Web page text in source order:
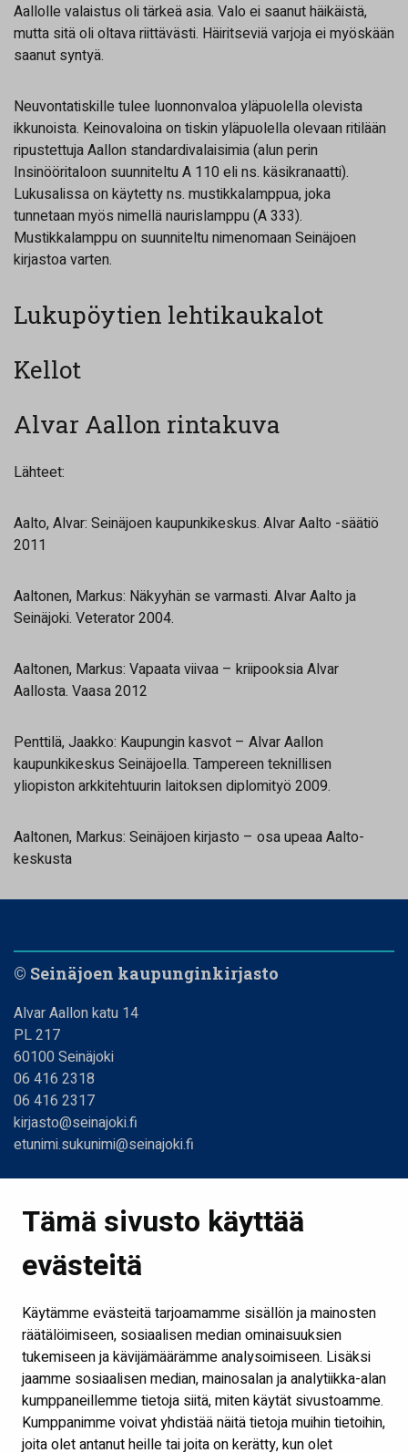
Tämä sivusto käyttää
evästeitä
Käytämme evästeitä tarjoamamme sisällön ja mainosten
räätälöimiseen, sosiaalisen median ominaisuuksien
tukemiseen ja kävijämäärämme analysoimiseen. Lisäksi
jaamme sosiaalisen median, mainosalan ja analytiikka-alan
kumppaneillemme tietoja siitä, miten käytät sivustoamme.
Kumppanimme voivat yhdistää näitä tietoja muihin tietoihin,
joita olet antanut heille tai joita on kerätty, kun olet
Aallolle valaistus oli tärkeä asia. Valo ei saanut häikäistä,
mutta sitä oli oltava riittävästi. Häiritseviä varjoja ei myöskään
saanut syntyä.
Neuvontatiskille tulee luonnonvaloa yläpuolella olevista
ikkunoista. Keinovaloina on tiskin yläpuolella olevaan ritilään
ripustettuja Aallon standardivalaisimia (alun perin
Insinööritaloon suunniteltu A 110 eli ns. käsikranaatti).
Lukusalissa on käytetty ns. mustikkalamppua, joka
tunnetaan myös nimellä naurislamppu (A 333).
Mustikkalamppu on suunniteltu nimenomaan Seinäjoen
kirjastoa varten.
Lukupöytien lehtikaukalot
Kellot
Alvar Aallon rintakuva
Lähteet:
Aalto, Alvar: Seinäjoen kaupunkikeskus. Alvar Aalto -säätiö
2011
Aaltonen, Markus: Näkyyhän se varmasti. Alvar Aalto ja
Seinäjoki. Veterator 2004.
Aaltonen, Markus: Vapaata viivaa – kriipooksia Alvar
Aallosta. Vaasa 2012
Penttilä, Jaakko: Kaupungin kasvot – Alvar Aallon
kaupunkikeskus Seinäjoella. Tampereen teknillisen
yliopiston arkkitehtuurin laitoksen diplomityö 2009.
Aaltonen, Markus: Seinäjoen kirjasto – osa upeaa Aalto-
keskusta
© Seinäjoen kaupunginkirjasto
Alvar Aallon katu 14
PL 217
60100 Seinäjoki
06 416 2318
06 416 2317
kirjasto@seinajoki.fi
etunimi.sukunimi@seinajoki.fi
Kirjastot ja aukioloajat
Ota yhteyttä
Verkkokirjasto
Kaikki kirjaston some-kanavat
Näytä evästeasetukseni
Seuraa meitä